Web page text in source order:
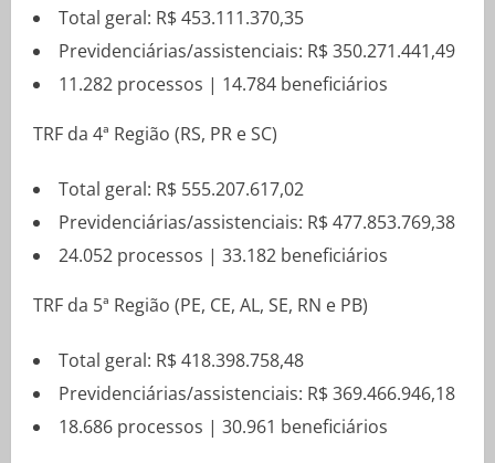
Total geral: R$ 453.111.370,35
Previdenciárias/assistenciais: R$ 350.271.441,49
11.282 processos | 14.784 beneficiários
TRF da 4ª Região (RS, PR e SC)
Total geral: R$ 555.207.617,02
Previdenciárias/assistenciais: R$ 477.853.769,38
24.052 processos | 33.182 beneficiários
TRF da 5ª Região (PE, CE, AL, SE, RN e PB)
Total geral: R$ 418.398.758,48
Previdenciárias/assistenciais: R$ 369.466.946,18
18.686 processos | 30.961 beneficiários